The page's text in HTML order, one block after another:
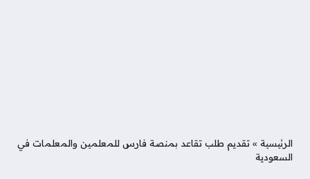
الرئيسية » تقديم طلب تقاعد بمنصة فارس للمعلمين والمعلمات في
السعودية